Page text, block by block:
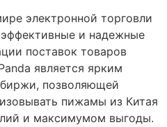
электронной торговли
и надежные
поставок товаров
является ярким
позволяющей
пижамы из Китая
и максимумом выгоды.